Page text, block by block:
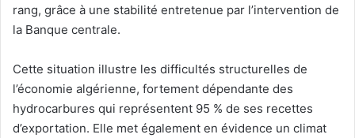
rang, grâce à une stabilité entretenue par l’intervention de
la Banque centrale.
Cette situation illustre les difficultés structurelles de
l’économie algérienne, fortement dépendante des
hydrocarbures qui représentent 95 % de ses recettes
d’exportation. Elle met également en évidence un climat